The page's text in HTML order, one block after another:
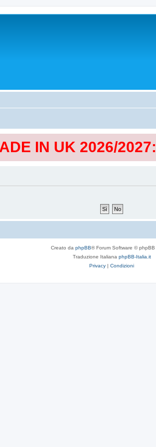
IN UK 2026/
Creato da phpBB® Forum Software © phpBB
Traduzione Italiana phpBB-Italia.it
Privacy | Condizioni